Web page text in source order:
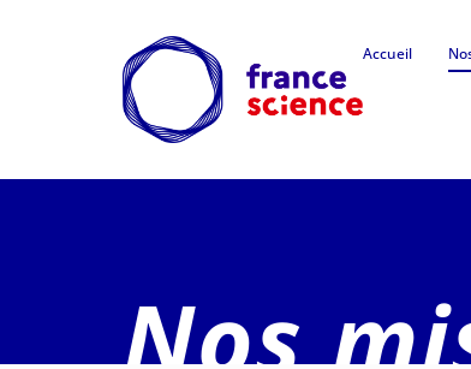
Accueil
Nos